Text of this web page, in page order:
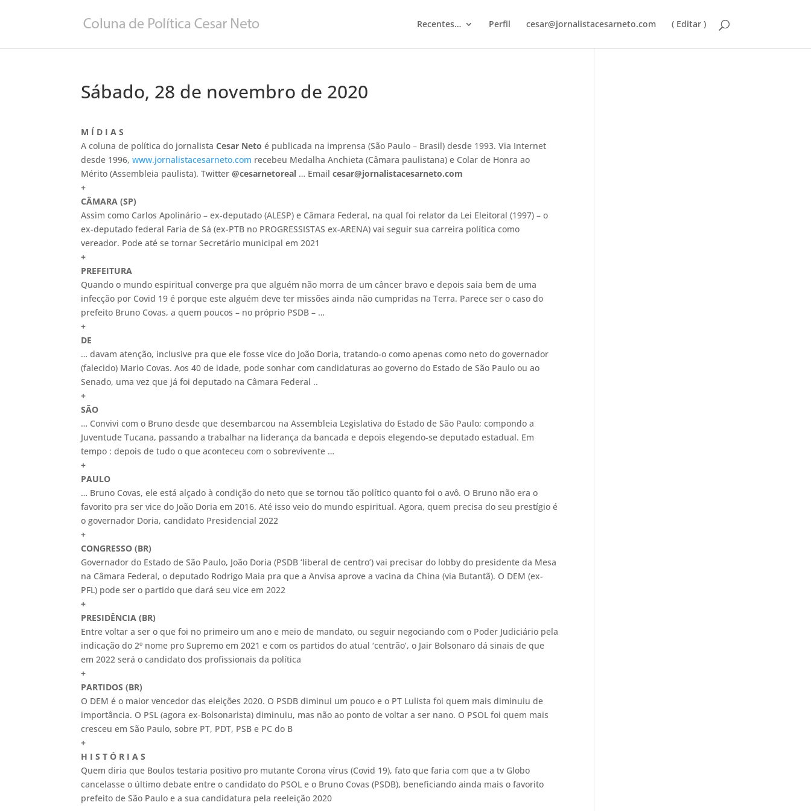
Recentes… Perfil cesar@jornalistacesarneto.com ( Editar )
Sábado, 28 de novembro de 2020
M Í D I A S
A coluna de política do jornalistaCesar Neto é publicada na imprensa (São Paulo – Brasil) desde 1993. Via Internet
desde 1996,www.jornalistacesarneto.com recebeu Medalha Anchieta (Câmara paulistana) e Colar de Honra ao
Mérito (Assembleia paulista). Twitter@cesarnetoreal … Emailcesar@jornalistacesarneto.com
+
CÂMARA (SP)
Assim como Carlos Apolinário – ex-deputado (ALESP) e Câmara Federal, na qual foi relator da Lei Eleitoral (1997) – o
ex-deputado federal Faria de Sá (ex-PTB no PROGRESSISTAS ex-ARENA) vai seguir sua carreira política como
vereador. Pode até se tornar Secretário municipal em 2021
+
PREFEITURA
Quando o mundo espiritual converge pra que alguém não morra de um câncer bravo e depois saia bem de uma
infecção por Covid 19 é porque este alguém deve ter missões ainda não cumpridas na Terra. Parece ser o caso do
prefeito Bruno Covas, a quem poucos – no próprio PSDB – …
+
DE
… davam atenção, inclusive pra que ele fosse vice do João Doria, tratando-o como apenas como neto do governador
(falecido) Mario Covas. Aos 40 de idade, pode sonhar com candidaturas ao governo do Estado de São Paulo ou ao
Senado, uma vez que já foi deputado na Câmara Federal ..
+
SÃO
… Convivi com o Bruno desde que desembarcou na Assembleia Legislativa do Estado de São Paulo; compondo a
Juventude Tucana, passando a trabalhar na liderança da bancada e depois elegendo-se deputado estadual. Em
tempo : depois de tudo o que aconteceu com o sobrevivente …
+
PAULO
… Bruno Covas, ele está alçado à condição do neto que se tornou tão político quanto foi o avô. O Bruno não era o
favorito pra ser vice do João Doria em 2016. Até isso veio do mundo espiritual. Agora, quem precisa do seu prestígio é
o governador Doria, candidato Presidencial 2022
+
CONGRESSO (BR)
Governador do Estado de São Paulo, João Doria (PSDB ‘liberal de centro’) vai precisar do lobby do presidente da Mesa
na Câmara Federal, o deputado Rodrigo Maia pra que a Anvisa aprove a vacina da China (via Butantã). O DEM (ex-
PFL) pode ser o partido que dará seu vice em 2022
+
PRESIDÊNCIA (BR)
Entre voltar a ser o que foi no primeiro um ano e meio de mandato, ou seguir negociando com o Poder Judiciário pela
indicação do 2º nome pro Supremo em 2021 e com os partidos do atual ‘centrão’, o Jair Bolsonaro dá sinais de que
em 2022 será o candidato dos profissionais da política
+
PARTIDOS (BR)
O DEM é o maior vencedor das eleições 2020. O PSDB diminui um pouco e o PT Lulista foi quem mais diminuiu de
importância. O PSL (agora ex-Bolsonarista) diminuiu, mas não ao ponto de voltar a ser nano. O PSOL foi quem mais
cresceu em São Paulo, sobre PT, PDT, PSB e PC do B
+
H I S T Ó R I A S
Quem diria que Boulos testaria positivo pro mutante Corona vírus (Covid 19), fato que faria com que a tv Globo
cancelasse o último debate entre o candidato do PSOL e o Bruno Covas (PSDB), beneficiando ainda mais o favorito
prefeito de São Paulo e a sua candidatura pela reeleição 2020